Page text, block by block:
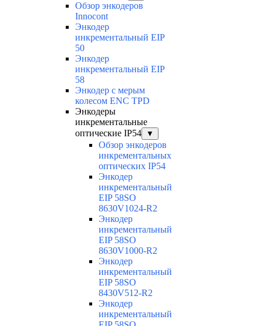
Обзор энкодеров
Innocont
Энкодер
инкрементальный EIP
50
Энкодер
инкрементальный EIP
58
Энкодер с мерым
колесом ENC TPD
Энкодеры
инкрементальные
оптические IP54
▼
Обзор энкодеров
инкрементальных
оптических IP54
Энкодер
инкрементальный
EIP 58SO
8630V1024-R2
Энкодер
инкрементальный
EIP 58SO
8630V1000-R2
Энкодер
инкрементальный
EIP 58SO
8430V512-R2
Энкодер
инкрементальный